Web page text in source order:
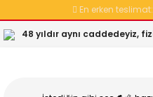
En erken teslimat:
48 yıldır aynı caddedeyiz,